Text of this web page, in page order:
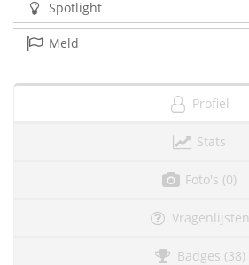
Spotlight
Meld
Profiel
Stats
Foto's (0)
Vragenlijsten
Badges (38)